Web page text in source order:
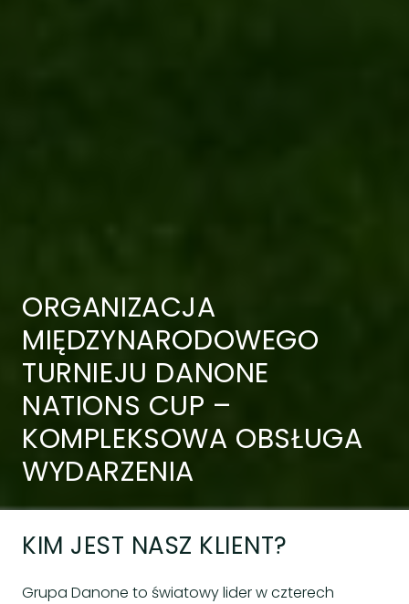
ORGANIZACJA
MIĘDZYNARODOWEGO
TURNIEJU DANONE
NATIONS CUP –
KOMPLEKSOWA OBSŁUGA
WYDARZENIA​
KIM JEST NASZ KLIENT?
Grupa Danone to światowy lider w czterech